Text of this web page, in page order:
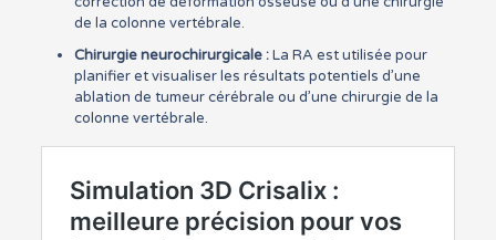
de la colonne vertébrale.
Chirurgie neurochirurgicale :La RA est utilisée pour
planifier et visualiser les résultats potentiels d’une
ablation de tumeur cérébrale ou d’une chirurgie de la
colonne vertébrale.